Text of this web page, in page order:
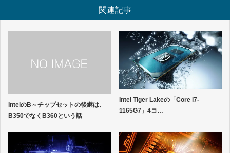
関連記事
IntelのB～チップセットの後継は、
B350でなくB360という話
Intel Tiger Lakeの「Core i7-
1165G7」4コ…